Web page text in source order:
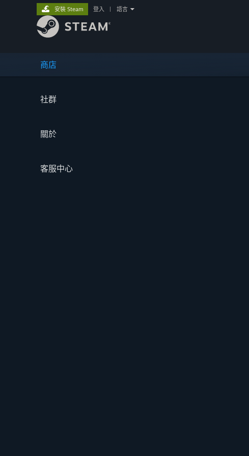
商店
社群
關於
客服中心
安裝 Steam 登入 語言